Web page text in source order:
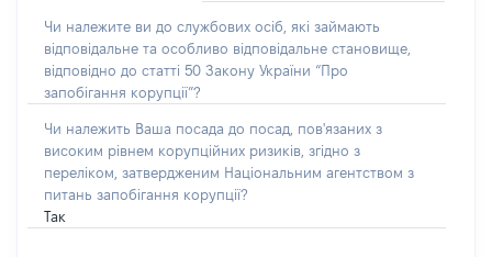
Чи належите ви до службових осіб, які займають
відповідальне та особливо відповідальне становище,
відповідно до статті 50 Закону України “Про
запобігання корупції”?
Чи належить Ваша посада до посад, пов'язаних з
високим рівнем корупційних ризиків, згідно з
переліком, затвердженим Національним агентством з
питань запобігання корупції?
Так